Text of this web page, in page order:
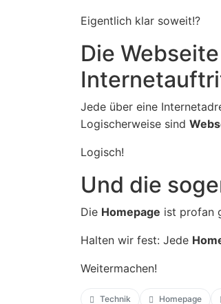
Eigentlich klar soweit!?
Die
Jede über eine
Logischerweise sind
Logisch!
Und die
Die Homepage ist profan
Halten wir fest: Jede
Weitermachen!
Technik Homepage